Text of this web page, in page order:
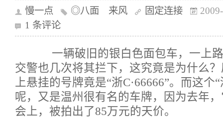
慢一点 ◎八面 来风 固定连接
1 条评论
一辆破旧的银白色面包车，一上路
交警也几次将其拦下，这究竟是为什么
上悬挂的号牌竟是“浙C·66666”。而这个“
呢，又是温州很有名的车牌，因为去年
会上，被拍出了85万元的天价。